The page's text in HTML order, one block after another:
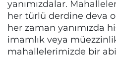
yanımızdalar.
her türlü derdine deva
her zaman yanımızda
imamlık veya
mahallelerimizde bir abi